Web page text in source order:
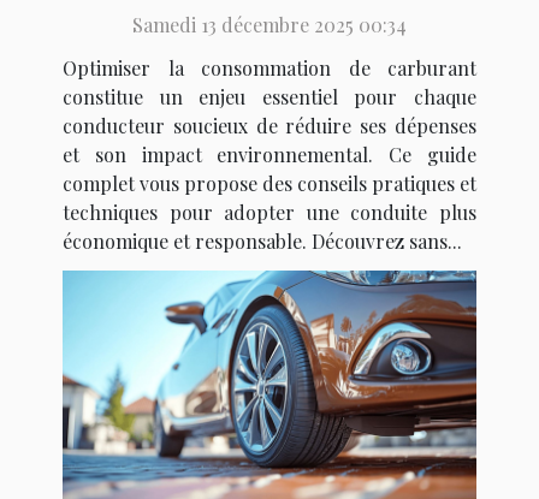
Samedi 13 décembre 2025 00:34
Optimiser la consommation de carburant
constitue un enjeu essentiel pour chaque
conducteur soucieux de réduire ses dépenses
et son impact environnemental. Ce guide
complet vous propose des conseils pratiques et
techniques pour adopter une conduite plus
économique et responsable. Découvrez sans...